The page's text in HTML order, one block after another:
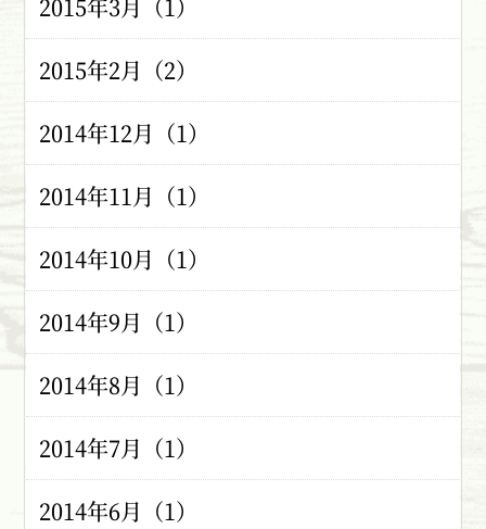
2015年3月（1）
2015年2月（2）
2014年12月（1）
2014年11月（1）
2014年10月（1）
2014年9月（1）
2014年8月（1）
2014年7月（1）
2014年6月（1）